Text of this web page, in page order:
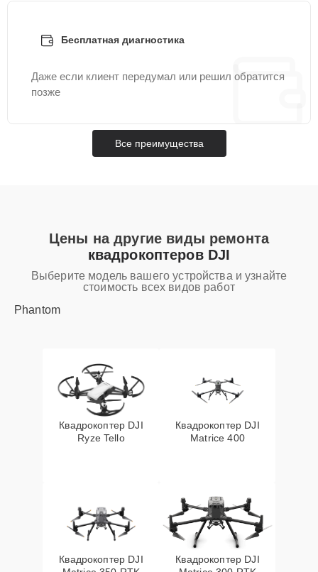
Бесплатная диагностика
Даже если клиент передумал или решил обратится
позже
Все преимущества
Цены на другие виды ремонта
квадрокоптеров DJI
Выберите модель вашего устройства и узнайте
стоимость всех видов работ
Phantom
Квадрокоптер DJI
Ryze Tello
Квадрокоптер DJI
Matrice 400
Квадрокоптер DJI
Квадрокоптер DJI